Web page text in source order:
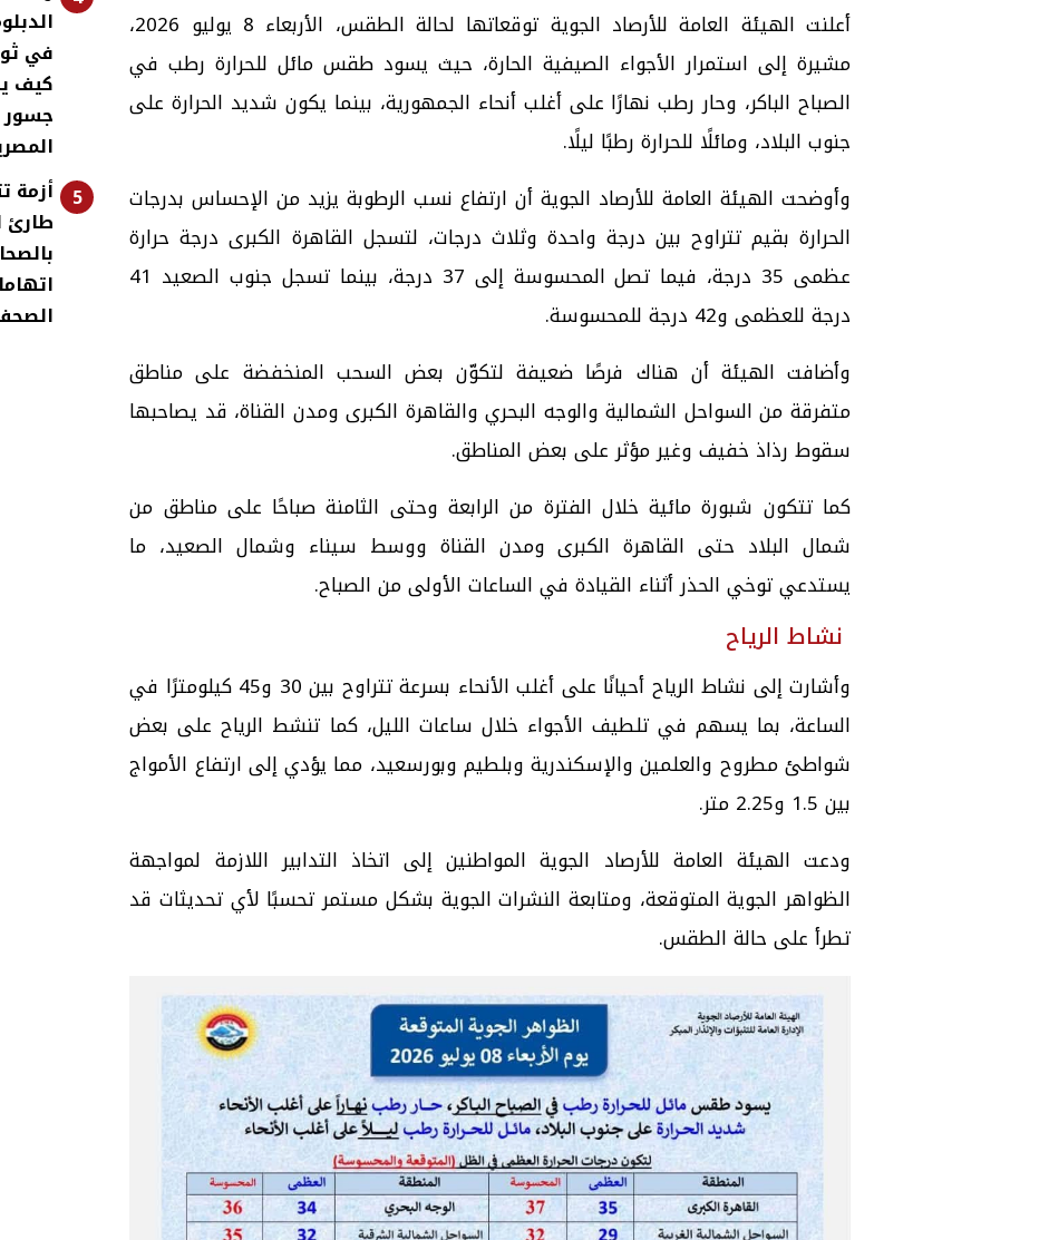
أعلنت الهيئة العامة للأرصاد الجوية توقعاتها لحالة الطقس، الأربعاء 8 يوليو 2026،
مشيرة إلى استمرار الأجواء الصيفية الحارة، حيث يسود طقس مائل للحرارة رطب في
الصباح الباكر، وحار رطب نهارًا على أغلب أنحاء الجمهورية، بينما يكون شديد الحرارة على
جنوب البلاد، ومائلًا للحرارة رطبًا ليلًا.
وأوضحت الهيئة العامة للأرصاد الجوية أن ارتفاع نسب الرطوبة يزيد من الإحساس بدرجات
الحرارة بقيم تتراوح بين درجة واحدة وثلاث درجات، لتسجل القاهرة الكبرى درجة حرارة
عظمى 35 درجة، فيما تصل المحسوسة إلى 37 درجة، بينما تسجل جنوب الصعيد 41
درجة للعظمى و42 درجة للمحسوسة.
وأضافت الهيئة أن هناك فرصًا ضعيفة لتكوّن بعض السحب المنخفضة على مناطق
متفرقة من السواحل الشمالية والوجه البحري والقاهرة الكبرى ومدن القناة، قد يصاحبها
سقوط رذاذ خفيف وغير مؤثر على بعض المناطق.
كما تتكون شبورة مائية خلال الفترة من الرابعة وحتى الثامنة صباحًا على مناطق من
شمال البلاد حتى القاهرة الكبرى ومدن القناة ووسط سيناء وشمال الصعيد، ما
يستدعي توخي الحذر أثناء القيادة في الساعات الأولى من الصباح.
نشاط الرياح
وأشارت إلى نشاط الرياح أحيانًا على أغلب الأنحاء بسرعة تتراوح بين 30 و45 كيلومترًا في
الساعة، بما يسهم في تلطيف الأجواء خلال ساعات الليل، كما تنشط الرياح على بعض
شواطئ مطروح والعلمين والإسكندرية وبلطيم وبورسعيد، مما يؤدي إلى ارتفاع الأمواج
بين 1.5 و2.25 متر.
ودعت الهيئة العامة للأرصاد الجوية المواطنين إلى اتخاذ التدابير اللازمة لمواجهة
الظواهر الجوية المتوقعة، ومتابعة النشرات الجوية بشكل مستمر تحسبًا لأي تحديثات قد
تطرأ على حالة الطقس.
في
كيف
جسور
5
أزمة
طارئ